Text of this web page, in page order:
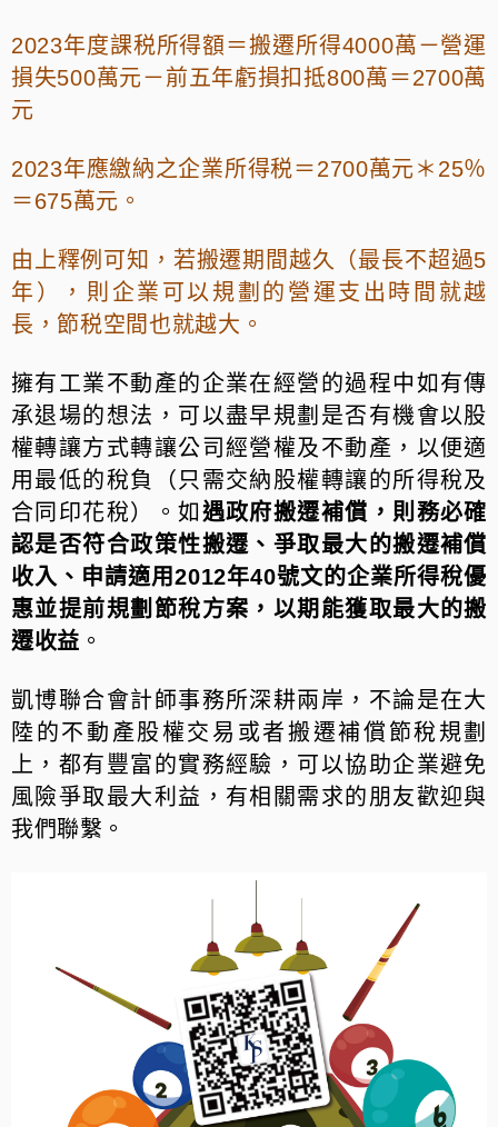
2023年度課税所得額＝搬遷所得4000萬－營運
損失500萬元－前五年虧損扣抵800萬＝2700萬
元
2023年應繳納之企業所得税＝2700萬元＊25％
＝675萬元。
由上釋例可知，若搬遷期間越久（最長不超過5
年），則企業可以規劃的營運支出時間就越
長，節税空間也就越大。
擁有工業不動產的企業在經營的過程中如有傳
承退場的想法，可以盡早規劃是否有機㑹以股
權轉讓方式轉讓公司經營權及不動產，以便適
用最低的稅負（只需交納股權轉讓的所得稅及
合同印花稅）。如 遇政府搬遷補償，則務必確
認是否符合政策性搬遷、爭取最大的搬遷補償
收入、申請適用2012年40號文的企業所得稅優
惠並提前規劃節稅方案，以期能獲取最大的搬
遷收益 。
凱博聯合會計師事務所深耕兩岸，不論是在大
陸的不動產股權交易或者搬遷補償節稅規劃
上，都有豐富的實務經驗，可以協助企業避免
風險爭取最大利益，有相關需求的朋友歡迎與
我們聯繫。